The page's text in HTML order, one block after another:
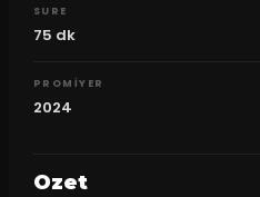
SURE
75 dk
PROMIYER
2024
Ozet